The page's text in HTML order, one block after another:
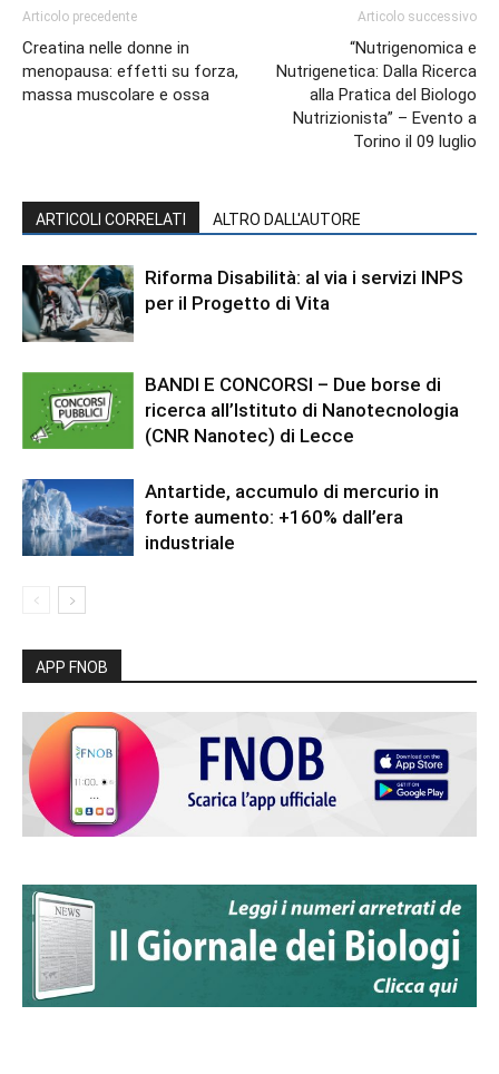
Articolo precedente
Creatina nelle donne in
menopausa: effetti su forza,
massa muscolare e ossa
Articolo successivo
“Nutrigenomica e
Nutrigenetica: Dalla Ricerca
alla Pratica del Biologo
Nutrizionista” – Evento a
Torino il 09 luglio
ARTICOLI CORRELATI ALTRO DALL'AUTORE
Riforma Disabilità: al via i servizi INPS
per il Progetto di Vita
BANDI E CONCORSI – Due borse di
ricerca all’Istituto di Nanotecnologia
(CNR Nanotec) di Lecce
Antartide, accumulo di mercurio in
forte aumento: +160% dall’era
industriale
APP FNOB